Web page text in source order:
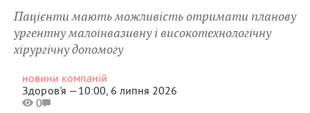
Пацієнти мають можливість отримати планову
ургентну малоінвазивну і високотехнологічну
хірургічну допомогу
новини компаній
Здоров'я —10:00, 6 липня 2026
0